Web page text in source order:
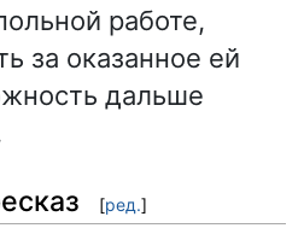
работе,
за оказанное ей
дальше
[ред.]